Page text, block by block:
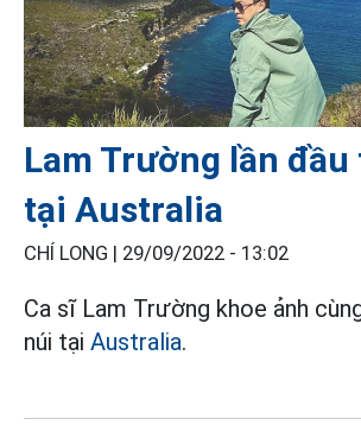
Lam Trường lần
tại Australia
CHÍ LONG | 29/09/2022 - 13:02
Ca sĩ Lam Trường khoe ảnh
núi tại Australia.